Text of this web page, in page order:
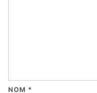
NOM *